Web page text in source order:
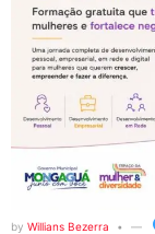
by Willians Bezerra